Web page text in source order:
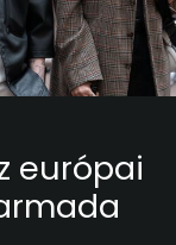
európai